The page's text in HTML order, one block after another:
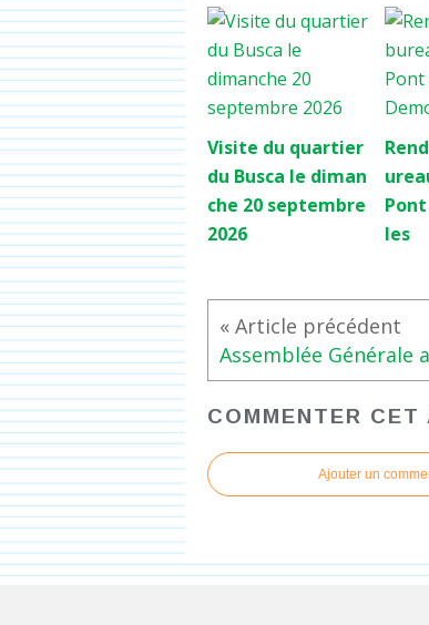
Visite du quartier
du Busca le diman
che 20 septembre
2026
les
COMMENTER CET
Ajouter un